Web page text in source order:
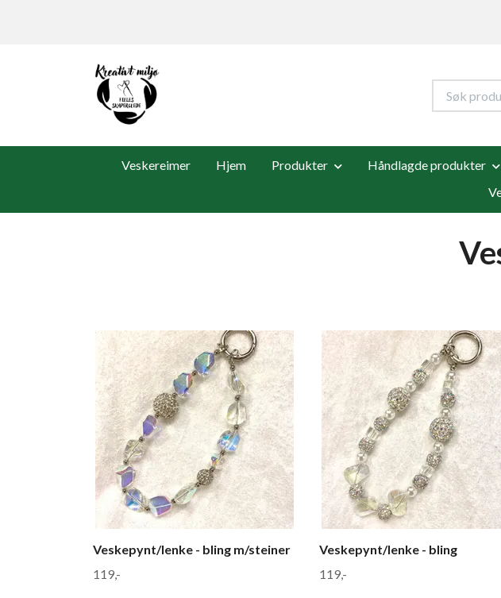
Veskereimer Hjem Produkter Håndlagde produkter
Veskepynt/lenke - bling m/steiner
119,-
Veskepynt/lenke - bling
119,-